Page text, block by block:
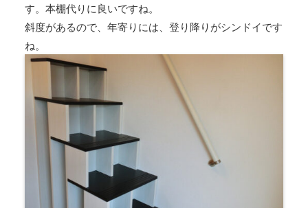
す。本棚代りに良いですね。
斜度があるので、年寄りには、登り降りがシンドイです
ね。